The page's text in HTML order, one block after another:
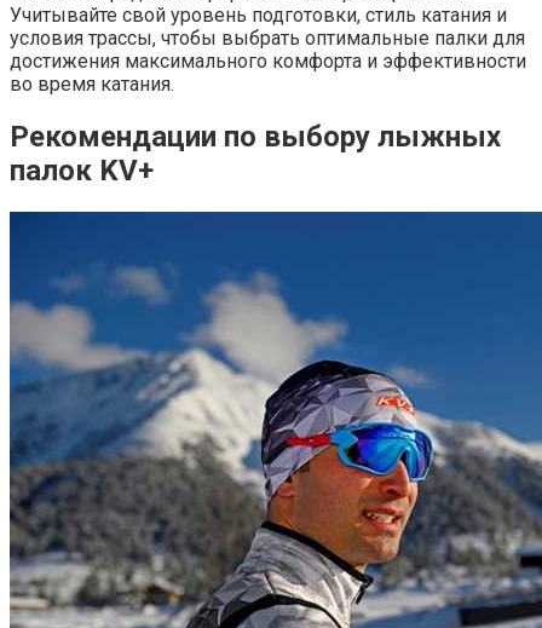
Учитывайте свой уровень подготовки, стиль катания и
условия трассы, чтобы выбрать оптимальные палки для
достижения максимального комфорта и эффективности
во время катания.
Рекомендации по выбору лыжных
палок KV+